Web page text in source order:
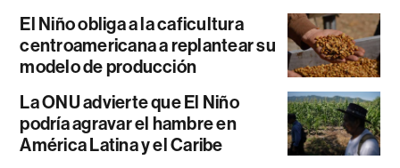
El Niño obliga a la caficultura
centroamericana a replantear su
modelo de producción
La ONU advierte que El Niño
podría agravar el hambre en
América Latina y el Caribe